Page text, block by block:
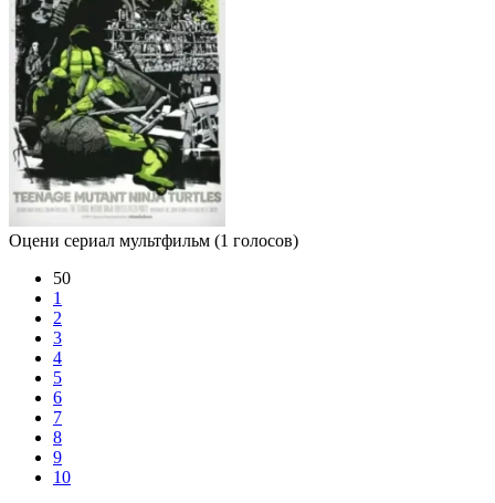
Оцени сериал мультфильм (1 голосов)
50
1
2
3
4
5
6
7
8
9
10